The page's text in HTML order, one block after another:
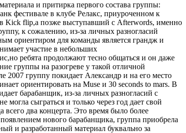
и притирка первого состава группы:
фестивале в клубе Релакс, приуроченном к
в Kick flip,а позже выступавший с Afterwords, именно
к сожалению, из-за личных разногласий
ориентиром для команды является грандж и
участие в небольших
ребята продолжают тесно общаться и он даже
группы на разогреве у такой отличной
2007 группу покидает Александр и на его место
ориентировать на Muse и 30 seconds to mars. В
барабанщик, из-за личных разногласий с
сыграться и только через год дает свой
два концерта. Это время было более
нового барабанщика, группа приобрела
и разработанный материал буквально за